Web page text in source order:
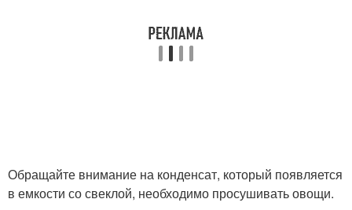
Обращайте внимание на конденсат, который появляется
в емкости со свеклой, необходимо просушивать овощи.